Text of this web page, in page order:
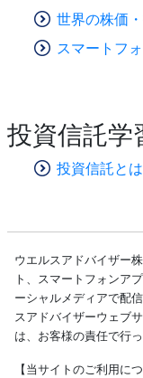
世界の株価
スマートフ
投資信託学
投資信託とは
ウエルスアドバイザー
ト、スマートフォンア
ーシャルメディアで配
スアドバイザーウェブ
は、お客様の責任で行
【当サイトのご利用につ